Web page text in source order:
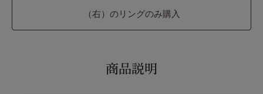
（右）のリングのみ購入
商品説明